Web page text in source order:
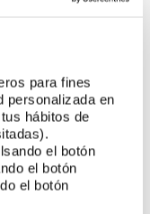
para fines
personalizada en
hábitos de
el botón
el botón
el botón
renovables
Ladrillos y Tejas
la sostenibilidad y
parte de la
como socio
el cumplimiento de